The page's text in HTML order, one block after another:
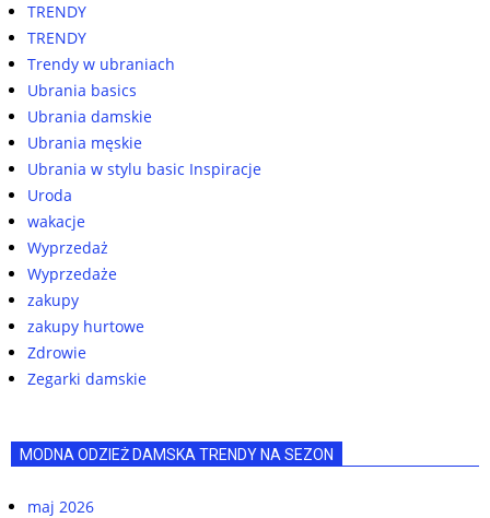
TRENDY
TRENDY
Trendy w ubraniach
Ubrania basics
Ubrania damskie
Ubrania męskie
Ubrania w stylu basic Inspiracje
Uroda
wakacje
Wyprzedaż
Wyprzedaże
zakupy
zakupy hurtowe
Zdrowie
Zegarki damskie
MODNA ODZIEŻ DAMSKA TRENDY NA SEZON
maj 2026